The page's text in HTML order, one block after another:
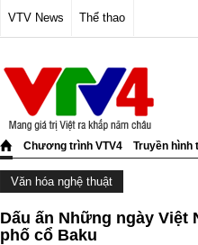
VTV News Thể thao
Chương trình VTV4 Truyền hình
Văn hóa nghệ thuật
Dấu ấn Những ngày Việt
phố cổ Baku